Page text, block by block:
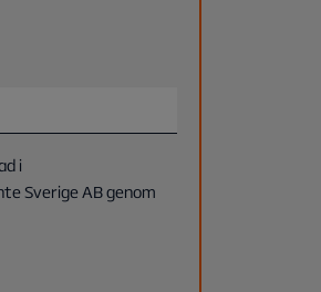
i
Sverige AB genom